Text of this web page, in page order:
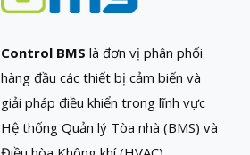
Control BMS là đơn vị phân phối
hàng đầu các thiết bị cảm biến và
giải pháp điều khiển trong lĩnh vực
Hệ thống Quản lý Tòa nhà (BMS) và